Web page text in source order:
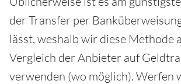
der Transfer per
lässt, weshalb wir diese Methode
Vergleich der Anbieter auf
verwenden (wo möglich). Werfen